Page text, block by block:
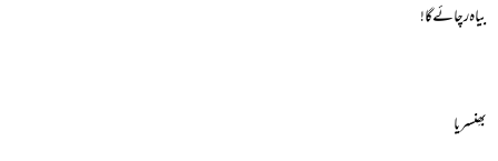
بیاہ رچائے گا!
بھِنسریا